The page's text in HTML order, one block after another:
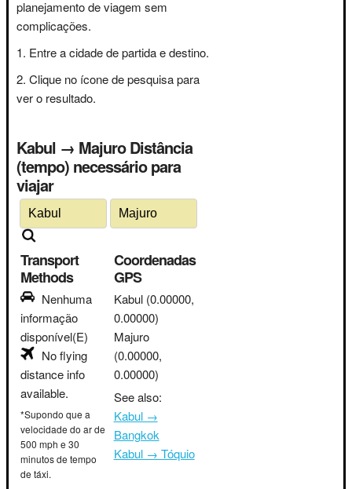
planejamento de viagem sem
complicações.
Entre a cidade de partida e destino.
Clique no ícone de pesquisa para
ver o resultado.
Kabul → Majuro Distância
(tempo) necessário para
viajar
Transport
Methods
Nenhuma
informação
disponível(E)
No flying
distance info
available.
*Supondo que a
velocidade do ar de
500 mph e 30
minutos de tempo
de táxi.
Coordenadas
GPS
Kabul (0.00000,
0.00000)
Majuro
(0.00000,
0.00000)
See also:
Kabul →
Bangkok
Kabul → Tóquio